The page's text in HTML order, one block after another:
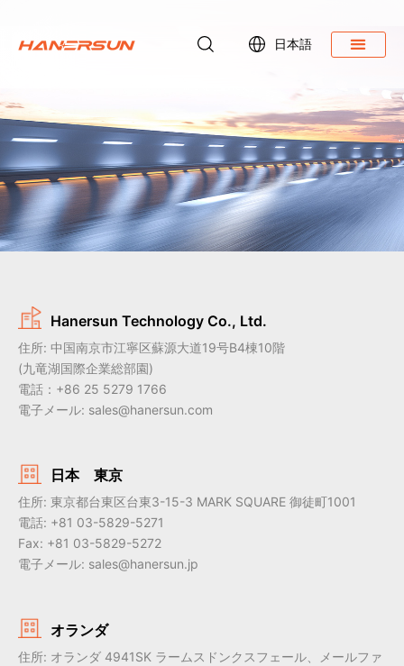
日本語
Hanersun Technology Co., Ltd.
住所: 中国南京市江寧区蘇源大道19号B4棟10階
(九竜湖国際企業総部園)
電話：+86 25 5279 1766
電子メール: sales@hanersun.com
日本 東京
住所: 東京都台東区台東3-15-3 MARK SQUARE 御徒町1001
電話: +81 03-5829-5271
Fax: +81 03-5829-5272
電子メール: sales@hanersun.jp
オランダ
住所: オランダ 4941SK ラームスドンクスフェール、メールファ